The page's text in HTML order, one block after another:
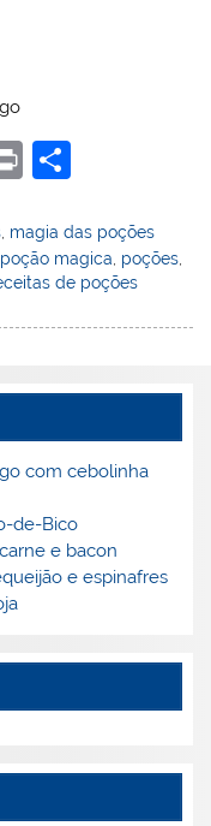
Pr
t
ar
e
, magia das poções
poção magica poções
de poções
com cebolinha
de-Bico
e bacon
e espinafres